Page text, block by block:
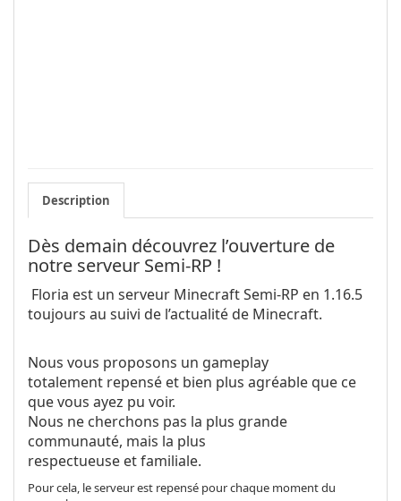
Description
Dès demain découvrez l’ouverture de
notre serveur Semi-RP !
Floria est un serveur Minecraft Semi-RP en 1.16.5
toujours au suivi de l’actualité de Minecraft.
Nous vous proposons un gameplay
totalement repensé et bien plus agréable que ce
que vous ayez pu voir.
Nous ne cherchons pas la plus grande
communauté, mais la plus
respectueuse et familiale.
Pour cela, le serveur est repensé pour chaque moment du